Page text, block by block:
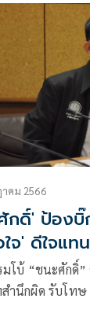
าคม 2566
กดิ์' ป้อง
ใจ' ดีใจแท
กเพื่อไทย
โบ้ “ชนะศักดิ์”
ำนึกผิด รับโท